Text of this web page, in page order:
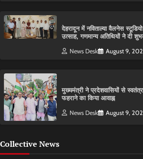
देहरादून में नविताल्या वैलनेस
उत्साह, गणमान्य अतिथियों ने दी
News Desk August 9,
मुख्यमंत्री ने प्रदेशवासियों से
फहराने का किया आवाह्न
News Desk August 9,
Collective News